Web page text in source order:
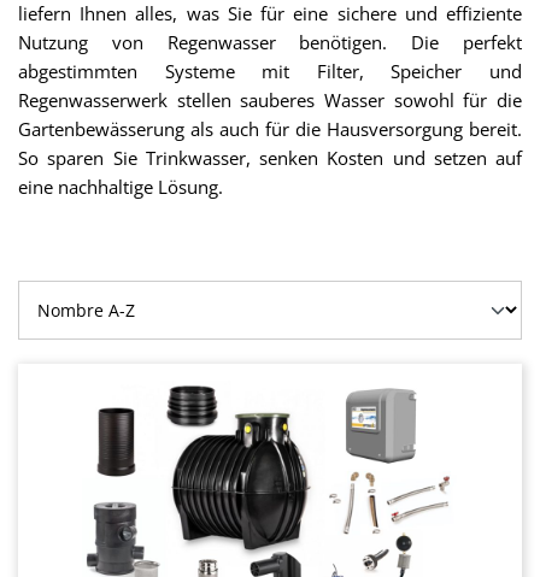
liefern Ihnen alles, was Sie für eine sichere und effiziente
Nutzung von Regenwasser benötigen. Die perfekt
abgestimmten Systeme mit Filter, Speicher und
Regenwasserwerk stellen sauberes Wasser sowohl für die
Gartenbewässerung als auch für die Hausversorgung bereit.
So sparen Sie Trinkwasser, senken Kosten und setzen auf
eine nachhaltige Lösung.